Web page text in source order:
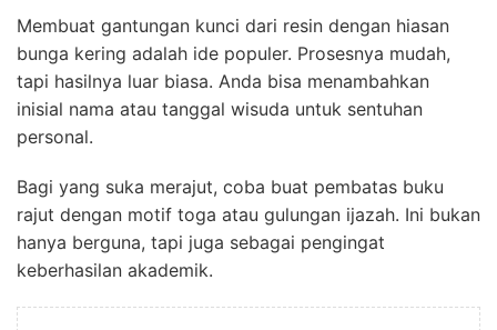
Membuat gantungan kunci dari resin dengan hiasan
bunga kering adalah ide populer. Prosesnya mudah,
tapi hasilnya luar biasa. Anda bisa menambahkan
inisial nama atau tanggal wisuda untuk sentuhan
personal.
Bagi yang suka merajut, coba buat pembatas buku
rajut dengan motif toga atau gulungan ijazah. Ini bukan
hanya berguna, tapi juga sebagai pengingat
keberhasilan akademik.